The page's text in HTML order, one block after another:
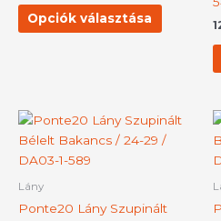
Opciók választása
a
Lány
Ponte20 Lány Szupinált
Ennek
a